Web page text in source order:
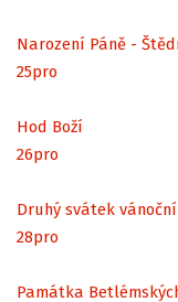
Narození Páně -
25pro
Hod Boží
26pro
Druhý svátek
28pro
Památka